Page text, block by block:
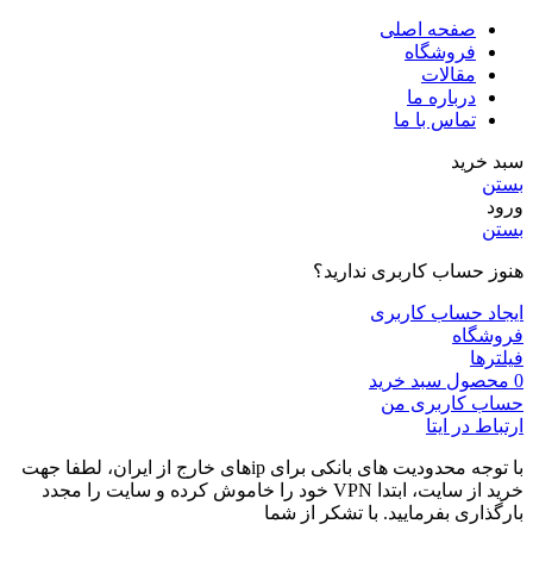
صفحه اصلی
فروشگاه
مقالات
درباره ما
تماس با ما
سبد خرید
بستن
ورود
بستن
هنوز حساب کاربری ندارید؟
ایجاد حساب کاربری
فروشگاه
فیلترها
0 محصول سبد خرید
حساب کاربری من
ارتباط در ایتا
با توجه محدودیت های بانکی برای ipهای خارج از ایران، لطفا جهت
خرید از سایت، ابتدا VPN خود را خاموش کرده و سایت را مجدد
بارگذاری بفرمایید. با تشکر از شما